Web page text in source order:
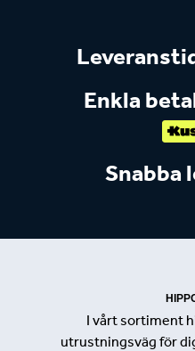
Enkla
Snabba
I vårt sortiment
utrustningsväg för